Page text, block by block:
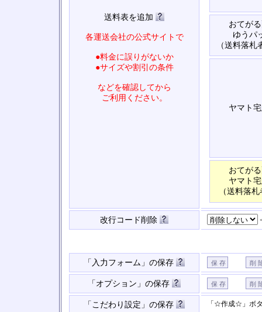
送料表を追加
各運送会社の公式サイトで
●料金に誤りがないか
●サイズや割引の条件
などを確認してから
ご利用ください。
おてが
ゆうパ
（送料落札
ヤマト
おてが
ヤマト
（送料落
改行コード削除
「入力フォーム」の保存
「オプション」の保存
「こだわり設定」の保存 「☆作成☆」ボ